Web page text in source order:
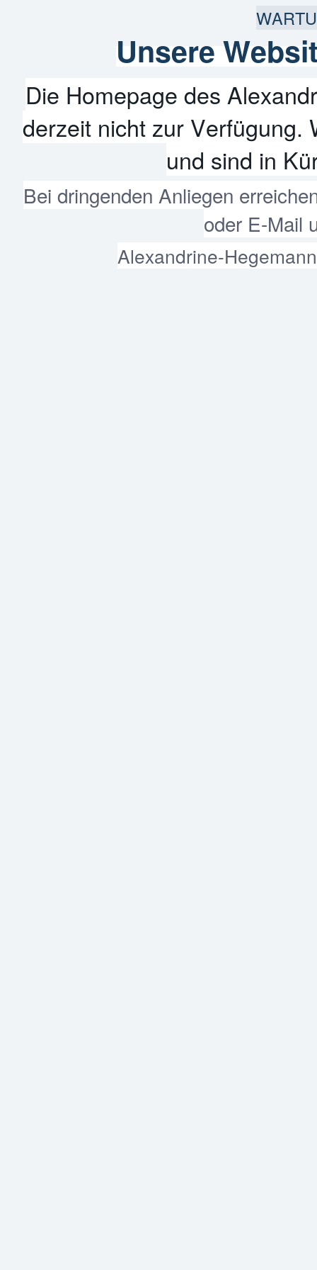
Unsere
Die Homepage des
derzeit nicht zur Verfügung.
und sind in
Bei dringenden Anliegen
oder E-Mail
Alexandrine-